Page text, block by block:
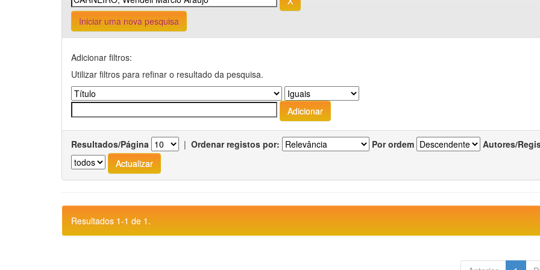
Iniciar uma nova pesquisa
Adicionar filtros:
Utilizar filtros para refinar o resultado da pesquisa.
Resultados/Página | Ordenar registos por: Por ordem Autores/
Resultados 1-1 de 1.